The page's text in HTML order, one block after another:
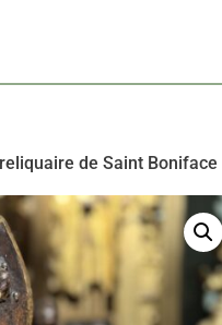
de Saint